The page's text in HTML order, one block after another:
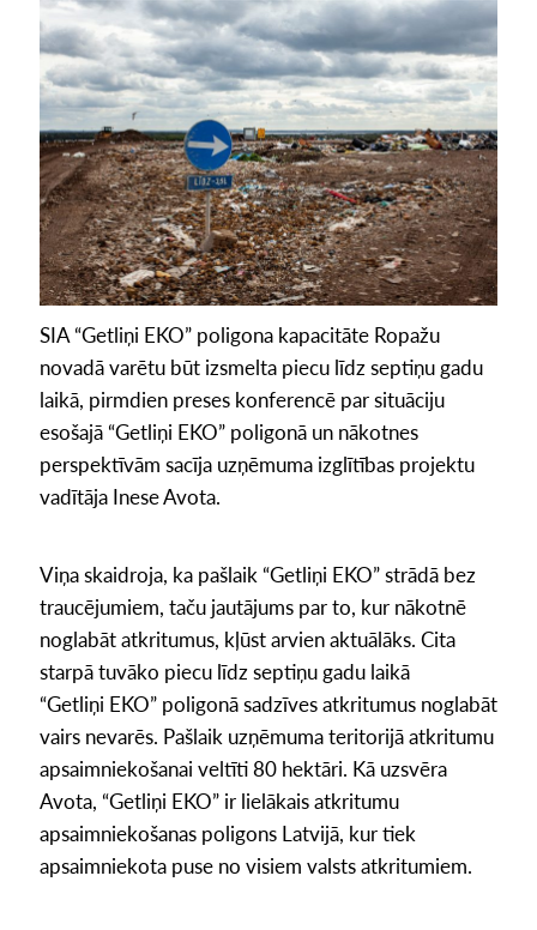
SIA “Getliņi EKO” poligona kapacitāte Ropažu
novadā varētu būt izsmelta piecu līdz septiņu gadu
laikā, pirmdien preses konferencē par situāciju
esošajā “Getliņi EKO” poligonā un nākotnes
perspektīvām sacīja uzņēmuma izglītības projektu
vadītāja Inese Avota.
Viņa skaidroja, ka pašlaik “Getliņi EKO” strādā bez
traucējumiem, taču jautājums par to, kur nākotnē
noglabāt atkritumus, kļūst arvien aktuālāks. Cita
starpā tuvāko piecu līdz septiņu gadu laikā
“Getliņi EKO” poligonā sadzīves atkritumus noglabāt
vairs nevarēs. Pašlaik uzņēmuma teritorijā atkritumu
apsaimniekošanai veltīti 80 hektāri. Kā uzsvēra
Avota, “Getliņi EKO” ir lielākais atkritumu
apsaimniekošanas poligons Latvijā, kur tiek
apsaimniekota puse no visiem valsts atkritumiem.